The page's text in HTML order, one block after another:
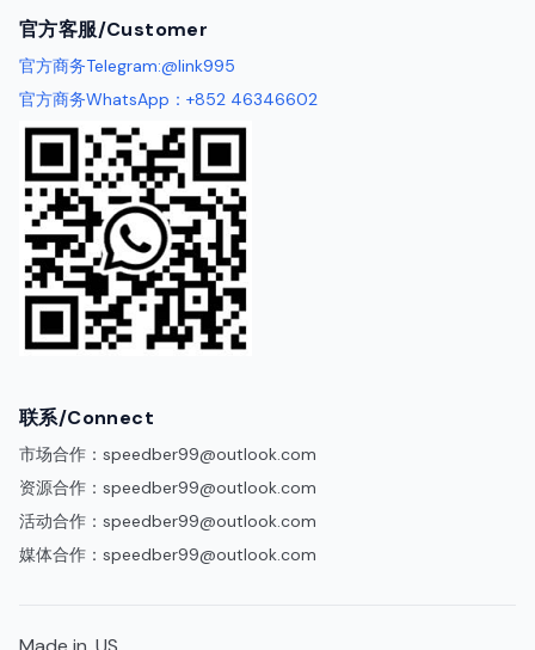
官方客服/Customer
官方商务Telegram:@link995
官方商务WhatsApp：+852 46346602
联系/Connect
市场合作： speedber99@outlook.com
资源合作： speedber99@outlook.com
活动合作： speedber99@outlook.com
媒体合作： speedber99@outlook.com